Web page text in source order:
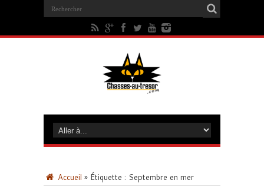
Accueil » Étiquette : Septembre en mer